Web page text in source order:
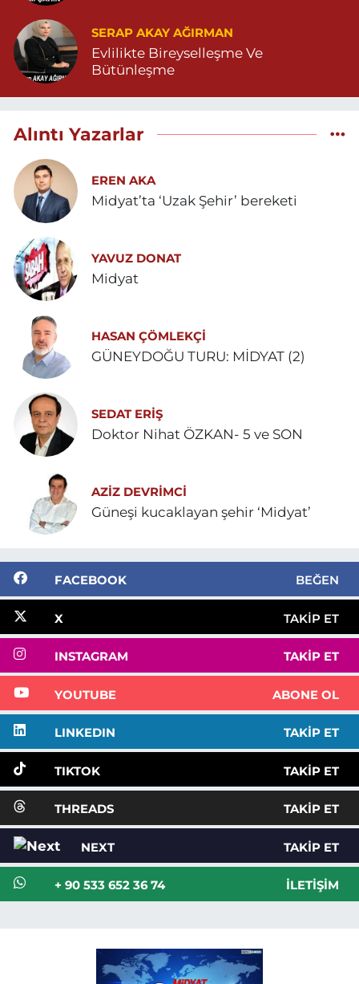
SERAP AKAY AĞIRMAN
Evlilikte Bireyselleşme Ve
Bütünleşme
Alıntı Yazarlar
EREN AKA
Midyat’ta ‘Uzak Şehir’ bereketi
YAVUZ DONAT
Midyat
HASAN ÇÖMLEKÇİ
GÜNEYDOĞU TURU: MİDYAT (2)
SEDAT ERİŞ
Doktor Nihat ÖZKAN- 5 ve SON
AZIZ DEVRIMCI
Güneşi kucaklayan şehir ‘Midyat’
FACEBOOK BEĞEN
X TAKIP ET
INSTAGRAM TAKIP ET
YOUTUBE ABONE OL
LINKEDIN TAKIP ET
TIKTOK TAKIP ET
THREADS TAKIP ET
NEXT TAKIP ET
+ 90 533 652 36 74 İLETIŞIM